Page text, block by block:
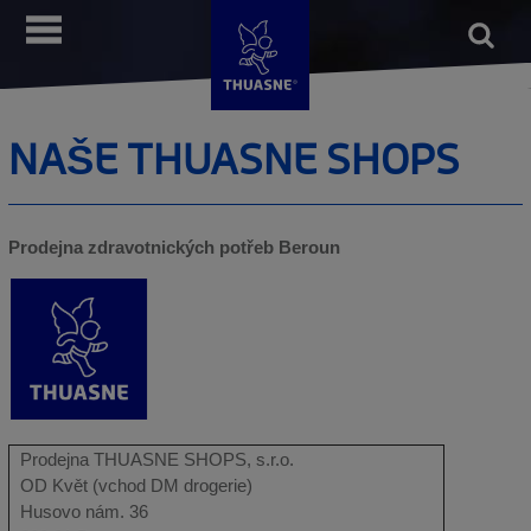
Přejít
Open
form __MENU
NAŠE THUASNE SHOPS
Prodejna zdravotnických potřeb Beroun
Prodejna THUASNE SHOPS, s.r.o.
OD Květ (vchod DM drogerie)
Husovo nám. 36